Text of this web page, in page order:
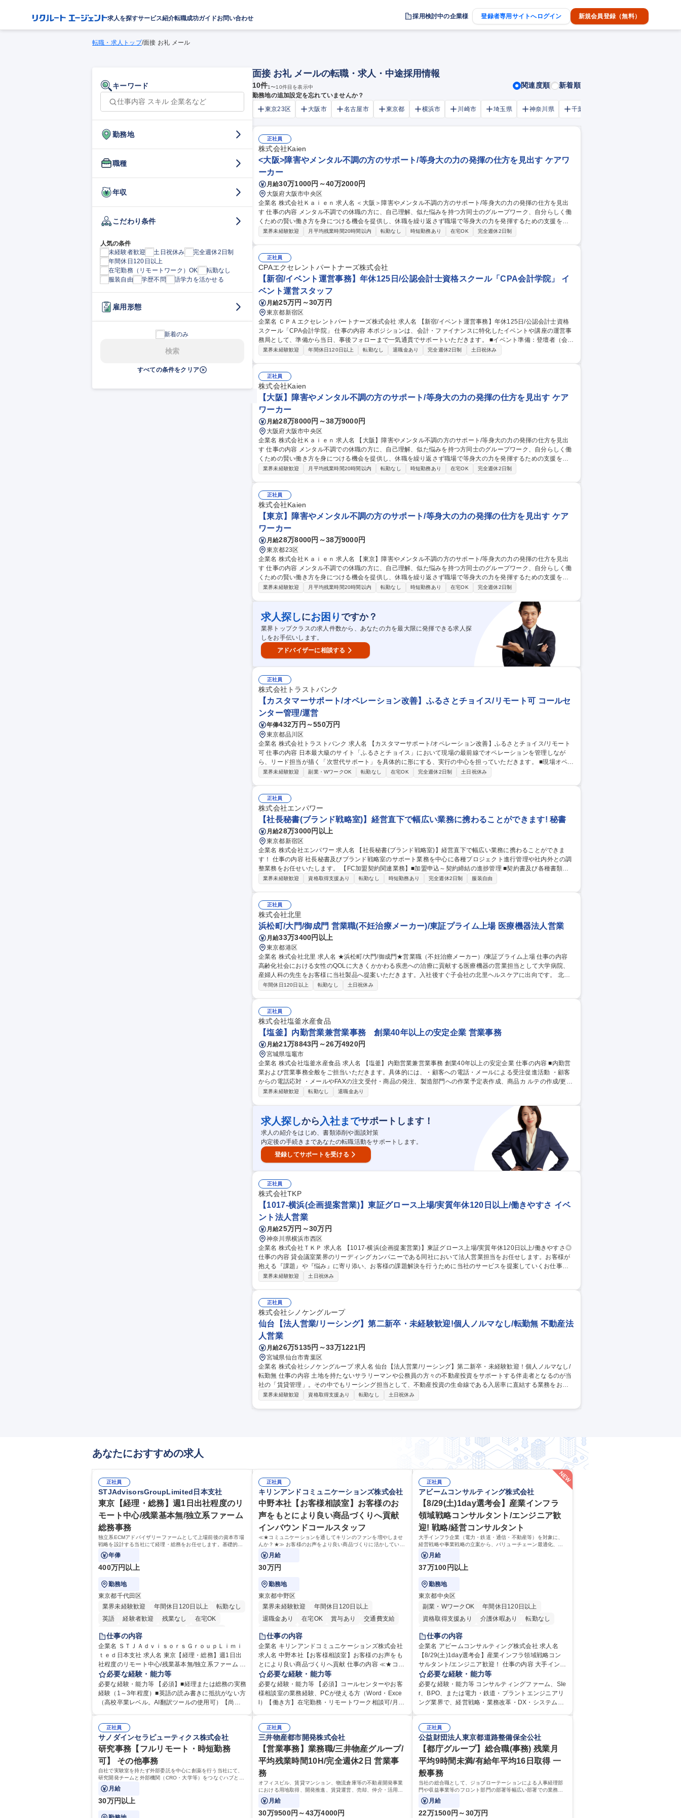
求人を探すサービス紹介転職成功ガイドお問い合わせ 採用検討中の企業様 登録者専用サイトへログイン 新規会員登録（無料）
転職・求人トップ/面接 お礼 メール
キーワード
勤務地
職種
年収
こだわり条件
人気の条件
未経験者歓迎
土日祝休み
完全週休2日制
年間休日120日以上
在宅勤務（リモートワーク）OK
転勤なし
服装自由
学歴不問 語学力を活かせる
雇用形態
新着のみ
検索
すべての条件をクリア
面接 お礼 メールの転職・求人・中途採用情報
10件1〜10件目を表示中 関連度順 新着順
勤務地の追加設定を忘れていませんか？
東京23区
大阪市 名古屋市 東京都 横浜市 川崎市 埼玉県 神奈川県 千葉市
正社員
株式会社Kaien
<大阪>障害やメンタル不調の方のサポート/等身大の力の発揮の仕方を見出す ケアワ
ーカー
月給30万1000円～40万2000円
大阪府大阪市中央区
企業名 株式会社Ｋａｉｅｎ 求人名 ＜大阪＞障害やメンタル不調の方のサポート/等身大の力の発揮の仕方を見出
す 仕事の内容 メンタル不調での休職の方に、自己理解、似た悩みを持つ方同士のグループワーク、自分らしく働
くための賢い働き方を身につける機会を提供し、休職を繰り返さず職場で等身大の力を発揮するための支援を行
います。 ■メンタル不調により休職されている方の復職・就職支援（アセスメント、キャリアカウンセリング）、
能性有。※就労移行支援、就職に向けて生活の基盤などを整える自立訓練で勤務頂く場合もございます。 募集職
種 ＜大阪＞障害やメンタル不調の方のサポート/等身大の力の発揮の仕方を見出す
業界未経験歓迎 月平均残業時間20時間以内 転勤なし 時短勤務あり 在宅OK 完全週休2日制
正社員
CPAエクセレントパートナーズ株式会社
【新宿/イベント運営事務】年休125日/公認会計士資格スクール「CPA会計学院」 イ
ベント運営スタッフ
月給25万円～30万円
東京都新宿区
企業名 ＣＰＡエクセレントパートナーズ株式会社 求人名 【新宿/イベント運営事務】年休125日/公認会計士資格
スクール「CPA会計学院」 仕事の内容 本ポジションは、会計・ファイナンスに特化したイベントや講座の運営事
務局として、準備から当日、事後フォローまで一気通貫でサポートいただきます。 ■イベント準備：登壇者（会計
士・経営層等）や出展企業、参加者への連絡・調整、集客フォーム作成、告知・リマインドメールの作成、ケー
【新宿/イベント運営事務】年休125日/公認会計士資格スクール「CPA会計学院」
業界未経験歓迎 年間休日120日以上 転勤なし 退職金あり 完全週休2日制 土日祝休み
正社員
株式会社Kaien
【大阪】障害やメンタル不調の方のサポート/等身大の力の発揮の仕方を見出す ケア
ワーカー
月給28万8000円～38万9000円
大阪府大阪市中央区
企業名 株式会社Ｋａｉｅｎ 求人名 【大阪】障害やメンタル不調の方のサポート/等身大の力の発揮の仕方を見出
す 仕事の内容 メンタル不調での休職の方に、自己理解、似た悩みを持つ方同士のグループワーク、自分らしく働
くための賢い働き方を身につける機会を提供し、休職を繰り返さず職場で等身大の力を発揮するための支援を行
います。 ■メンタル不調により休職されている方の復職・就職支援（アセスメント、キャリアカウンセリング）、
能性有。※就労移行支援、就職に向けて生活の基盤などを整える自立訓練で勤務頂く場合もございます。 募集職
種 【大阪】障害やメンタル不調の方のサポート/等身大の力の発揮の仕方を見出す
業界未経験歓迎 月平均残業時間20時間以内 転勤なし 時短勤務あり 在宅OK 完全週休2日制
正社員
株式会社Kaien
【東京】障害やメンタル不調の方のサポート/等身大の力の発揮の仕方を見出す ケア
ワーカー
月給28万8000円～38万9000円
東京都23区
企業名 株式会社Ｋａｉｅｎ 求人名 【東京】障害やメンタル不調の方のサポート/等身大の力の発揮の仕方を見出
す 仕事の内容 メンタル不調での休職の方に、自己理解、似た悩みを持つ方同士のグループワーク、自分らしく働
くための賢い働き方を身につける機会を提供し、休職を繰り返さず職場で等身大の力を発揮するための支援を行
います。 ■メンタル不調により休職されている方の復職・就職支援（アセスメント、キャリアカウンセリング）、
わせ、環境調整や職場での活躍方法の提案、新規の企業開拓）※能力や適性に応じてその他業務にもアサイン可
能性有。※就労移行支援、就職に向けて生活の基盤などを整える自立訓練で勤務頂く場合もございます。 募集職
種 【東京】障害やメンタル不調の方のサポート/等身大の力の発揮の仕方を見出す
業界未経験歓迎 月平均残業時間20時間以内 転勤なし 時短勤務あり 在宅OK 完全週休2日制
求人探しにお困り ですか？
業界トップクラスの求人件数から、あなたの力を最大限に発揮できる求人探
しをお手伝いします。
アドバイザーに相談する
正社員
株式会社トラストバンク
【カスタマーサポート/オペレーション改善】ふるさとチョイス/リモート可 コールセ
ンター管理/運営
年俸432万円～550万円
東京都品川区
企業名 株式会社トラストバンク 求人名 【カスタマーサポート/オペレーション改善】ふるさとチョイス/リモート
可 仕事の内容 日本最大級のサイト「ふるさとチョイス」において現場の最前線でオペレーションを管理しなが
ら、リード担当が描く「次世代サポート」を具体的に形にする、実行の中心を担っていただきます。 ■現場オペレ
ーションの統括・改善（メイン業務） ■LLM・デジタルツールを活用した効率化の推進 ■現場のナレッジ武装（マ
業界未経験歓迎 副業・WワークOK 転勤なし 在宅OK 完全週休2日制 土日祝休み
正社員
株式会社エンパワー
【社長秘書(ブランド戦略室)】経営直下で幅広い業務に携わることができます! 秘書
月給28万3000円以上
東京都新宿区
企業名 株式会社エンパワー 求人名 【社長秘書(ブランド戦略室)】経営直下で幅広い業務に携わることができま
す！ 仕事の内容 社長秘書及びブランド戦略室のサポート業務を中心に各種プロジェクト進行管理や社内外との調
整業務をお任せいたします。 【FC加盟契約関連業務】■加盟申込～契約締結の進捗管理 ■契約書及び各種書類の
作成/回収 /管理 ■加盟金入金確認 ■契約読合せ等の日程調整 ■関係部署との連携【大手企業との提携案件サポー
礼メール作成 ■PR/メディア案件進行管理 ■市場調査/競合調査 ■M&Aを見据えた企業リサーチ 募集職種 【社長秘
書(ブランド戦略室)】経営直下で幅広い業務に携わることができます！
業界未経験歓迎 資格取得支援あり 転勤なし 時短勤務あり 完全週休2日制 服装自由
正社員
株式会社北里
浜松町/大門/御成門 営業職(不妊治療メーカー)/東証プライム上場 医療機器法人営業
月給33万3400円以上
東京都港区
企業名 株式会社北里 求人名 ★浜松町/大門/御成門★営業職（不妊治療メーカー）/東証プライム上場 仕事の内容
高齢化社会における女性のQOLに大きくかかわる疾患への治療に貢献する医療機器の営業担当として大学病院、
産婦人科の先生をお客様に当社製品へ提案いただきます。入社後すぐ子会社の北里ヘルスケアに出向です。 北里
グループ製品の営業活動：クリニックや大学病院等に医療機器を提案いただきます。新規開拓がメインとなりま
品説明等 募集職種 ★浜松町/大門/御成門★営業職（不妊治療メーカー）/東証プライム上場
年間休日120日以上 転勤なし 土日祝休み
正社員
株式会社塩釜水産食品
【塩釜】内勤営業兼営業事務 創業40年以上の安定企業 営業事務
月給21万8843円～26万4920円
宮城県塩竈市
企業名 株式会社塩釜水産食品 求人名 【塩釜】内勤営業兼営業事務 創業40年以上の安定企業 仕事の内容 ■内勤営
業および営業事務全般をご担当いただきます。具体的には、・顧客への電話・メールによる受注促進活動 ・顧客
からの電話応対 ・メールやFAXの注文受付・商品の発注、製造部門への作業予定表作成、商品カ ルテの作成/更新
などです。■将来的（目安1～2年後）には、営業業務比率を高め、外回りをメインとする営業になっていただくこ
さと納税ランキングの1位から3位を独占するなど、多くのお客様に購入いただいております。また、全国に取引
先を持ち、東北でも大手スーパーや生協にも商品を卸しております。 募集職種 【塩釜】内勤営業兼営業事務 創業
40年以上の安定企業
業界未経験歓迎 転勤なし 退職金あり
求人探しから 入社までサポートします！
求人の紹介をはじめ、書類添削や面談対策
内定後の手続きまであなたの転職活動をサポートします。
登録してサポートを受ける
正社員
株式会社TKP
【1017-横浜(企画提案営業)】東証グロース上場/実質年休120日以上/働きやすさ イベ
ント法人営業
月給25万円～30万円
神奈川県横浜市西区
企業名 株式会社ＴＫＰ 求人名 【1017-横浜(企画提案営業)】東証グロース上場/実質年休120日以上/働きやすさ◎
仕事の内容 貸会議室業界のリーディングカンパニーである同社において法人営業担当をお任せします。お客様が
抱える『課題』や『悩み』に寄り添い、お客様の課題解決を行うために当社のサービスを提案していくお仕事で
す！ 様々な業界の法人顧客に対して、フレキシブルオフィス、ホテル・宿泊研修、イベントプロデュース、BPO
との調整 など （変更の範囲：会社の定める業務） 募集職種 【1017-横浜(企画提案営業)】東証グロース上場/実質
年休120日以上/働きやすさ◎
業界未経験歓迎 土日祝休み
正社員
株式会社シノケングループ
仙台【法人営業/リーシング】第二新卒・未経験歓迎!個人ノルマなし/転勤無 不動産法
人営業
月給26万5135円～33万1221円
宮城県仙台市青葉区
企業名 株式会社シノケングループ 求人名 仙台【法人営業/リーシング】第二新卒・未経験歓迎！個人ノルマなし/
転勤無 仕事の内容 土地を持たないサラリーマンや公務員の方々の不動産投資をサポートする伴走者となるのが当
社の「賃貸管理」。その中でもリーシング担当として、不動産投資の生命線である入居率に直結する業務をお任
せします。 【業務詳細】マーケットリサーチ、オーナー様との契約条件すり合わせ、物件資料の作成、仲介業者
業界未経験歓迎 資格取得支援あり 転勤なし 土日祝休み
あなたにおすすめの求人
正社員
STJAdvisorsGroupLimited日本支社
東京【経理・総務】週1日出社程度のリ
モート中心/残業基本無/独立系ファーム
総務事務
独立系ECMアドバイザリーファームとして上場前後の資本市場
戦略を設計する当社にて経理・総務をお任せします。基礎的な
バックオフィス業務からスタートし組織を支える専任担当とし
て広く活躍できる環境です。
年俸
400万円以上
勤務地
東京都千代田区
業界未経験歓迎
年間休日120日以上
転勤なし
英語
経験者歓迎 残業なし
在宅OK
完全週休2日制
仕事の内容
企業名 ＳＴＪＡｄｖｉｓｏｒｓＧｒｏｕｐＬｉｍｉ
ｔｅｄ日本支社 求人名 東京【経理・総務】週1日出
社程度のリモート中心/残業基本無/独立系ファーム 仕
事の内容 独立系ECMアドバイザリーファームとして
上場前後の資本市場戦略を設計する当社にて経理・
総務をお任せします。基礎的なバックオフィス業務
からスタートし組織を支える専任担当として広く活
応（AI翻訳ツール等を使用しての対応で問題ござい
ません） ■オフィス環境整備、郵便物の発送・受取等
の総務業務全般 ■その他バックオフィス関連サポート
※ご経験に合わせて無理なく業務をお任せします。
残業も基本的には発生せず、ご自身のペースで業務
を進めやすく定着率の高い環境です。 募集職種 東京
本無/独立系ファーム
必要な経験・能力等
必要な経験・能力等 【必須】■経理または総務の実務
経験（1～3年程度）■英語の読み書きに抵抗がない方
（高校卒業レベル。AI翻訳ツールの使用可）【尚
格や、TOEIC等のスコアは求めておりません。日々
の事務処理を丁寧かつ正確に行える方を歓迎しま
す。【働き方について】現在は週4日程度の在宅勤務
を実施しており、ワークライフバランスを重視する
方に最適な環境です（フルリモートも面接で相談
可）。【求める人物像】幅広いバックオフィス業務
に柔軟に対応でき、社内外と円滑にコミュニケーシ
ョンを取りながら業務を推進できる方 学歴・資格 学
歴：大学院 大学 高専 短大 専修学校 高校 語学力： 資
正社員
キリンアンドコミュニケーションズ株式会社
中野本社【お客様相談室】お客様のお
声をもとにより良い商品づくりへ貢献
インバウンドコールスタッフ
≪★コミュニケーションを通してキリンのファンを増やしませ
んか？★≫ お客様のお声をより良い商品づくりに活かしていく
上で、窓口となるお客様相談室でのお仕事です。
月給
30万円
勤務地
東京都中野区
業界未経験歓迎
年間休日120日以上
退職金あり
在宅OK 賞与あり
交通費支給
土日祝休み
仕事の内容
企業名 キリンアンドコミュニケーションズ株式会社
求人名 中野本社【お客様相談室】お客様のお声をも
とにより良い商品づくりへ貢献 仕事の内容 ≪★コミ
ュニケーションを通してキリンのファンを増やしま
せんか？★≫ お客様のお声をより良い商品づくりに
活かしていく上で、窓口となるお客様相談室でのお
仕事です。 日々お客様からいただくキリングループ
るとともにグループ内活動に反映しています。 【具
体的には】電話応対、メール、お手紙対応、ご指摘
品調査報告書作成、有人チャットボット対応など。
【1日の対応件数】■電話：月間一人当たり平均100
件前後■メール・手紙：同上40件前後 募集職種 中野
本社【お客様相談室】お客様のお声をもとにより良
い商品づくりへ貢献
必要な経験・能力等
必要な経験・能力等 【必須】コールセンターやお客
様相談室の業務経験、PCが使える方（Word・Exce
l）【働き方】在宅勤務・リモートワーク相談可/月平
た段階でメール・手紙のOJTを実施する予定です。独
り立ち以降もしっかりフォローする体制を整えてい
ますのでご安心ください。 【当社について】キリン
グループの広報機能を担う会社として、お客様との
出会いを大切にし、磨き上げたホスピタリティを込
めてコミュニケーションをとりながら広報関連業務
を行っております。 学歴・資格 学歴：大学院 大学
高専 短大 専修学校 高校 語学力： 資格：
正社員
アビームコンサルティング株式会社
【8/29(土)1day選考会】産業インフラ
領域戦略コンサルタント/エンジニア歓
迎! 戦略/経営コンサルタント
大手インフラ企業（電力・鉄道・通信・不動産等）を対象に、
経営戦略や事業戦略の立案から、バリューチェーン最適化、A
I・DX戦略、コーポレート改革に至る変革実現までのビジネス
コンサルティングを行います。
月給
37万100円以上
勤務地
東京都中央区
副業・WワークOK
年間休日120日以上
資格取得支援あり
介護休暇あり
転勤なし
時短勤務あり
在宅OK
賞与あり 育休あり
完全週休2日制
交通費支給
駅近5分以内 土日祝休み
仕事の内容
企業名 アビームコンサルティング株式会社 求人名
【8/29(土)1day選考会】産業インフラ領域戦略コン
サルタント/エンジニア歓迎！ 仕事の内容 大手インフ
ラ企業（電力・鉄道・通信・不動産等）を対象に、
経営戦略や事業戦略の立案から、バリューチェーン
最適化、AI・DX戦略、コーポレート改革に至る変革
実現までのビジネスコンサルティングを行います。
ティングを推進します。 ■エンジニアリング戦略・調
達改革（原子力再稼働・廃炉、物流改革等） ■エネル
ギーバリューチェーン最適化（GX等）■事業戦略・
顧客価値向上 ■人材戦略・人的資本経営■経営戦略/管
理・コーポレート改革 ■AI・DX戦略 ※全国への出張
が発生します。 募集職種 【8/29(土)1day選考会】産
業インフラ領域戦略コンサルタント/エンジニア歓
迎！
必要な経験・能力等
必要な経験・能力等 コンサルティングファーム、SIe
r、BPO、または電力・鉄道・プラントエンジニアリ
ング業界で、経営戦略・業務改革・DX・システム企
（日）9:30～18:00＠オンライン（Web） 【応募〆
切】2026年8月21日（金）12:00〆 【当日までの流
れ】書類審査通過案内後に、ケーステスト(オンライ
ン)、Webテストを開催2営業日前までに実施頂きま
す 【当日の流れ】1次面接：9：00開始～13：30開
始 最終面接：10：30開始～16：30開始※1名あたり
1時間～最大3時間程度を想定しています 学歴・資格
学歴：大学院 大学 語学力： 資格：
正社員
サノダインセラピューティクス株式会社
研究事務【フルリモート・時短勤務
可】 その他事務
自社で実験室を持たず外部委託を中心に創薬を行う当社にて、
研究開発チームと外部機関（CRO・大学等）をつなぐハブとし
て、契約・発注・予算管理などの研究事務全般をお任せしま
す。月給
30万円以上
正社員
三井物産都市開発株式会社
【営業事務】業務職/三井物産グループ/
平均残業時間10H/完全週休2日 営業事
務
オフィスビル、賃貸マンション、物流倉庫等の不動産開発事業
における用地取得、開発推進、賃貸運営、売却、仲介・活用提
案等を行う営業部門において事務業務を担当いただきます。
月給
30万9500円～43万4000円
正社員
公益財団法人東京都道路整備保全公社
【都庁グループ】総合職(事務) 残業月
平均9時間未満/有給年平均16日取得 一
般事務
当社の総合職として、ジョブローテーションによる人事経理部
門や収益事業等のフロント部門の部署等幅広い部署での業務を
お任せいたします。研修制度やキャリア支援が充実しておりま
す！ ※下記業務詳細
月給
22万1500円～30万円